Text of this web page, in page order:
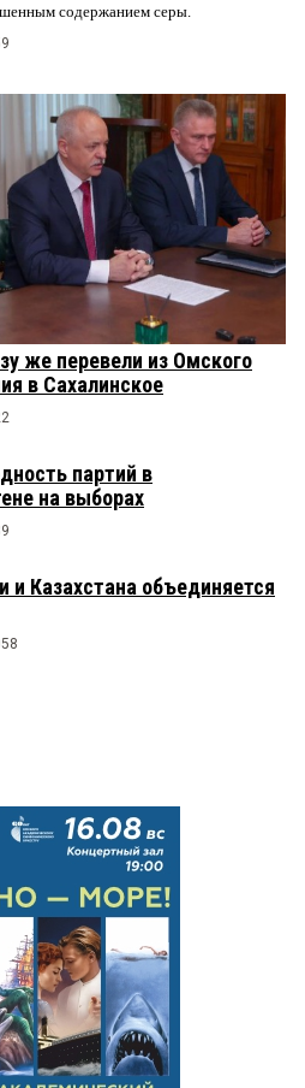
содержанием серы.
же перевели из Омского
в Сахалинское
партий в
на выборах
и Казахстана объединяется